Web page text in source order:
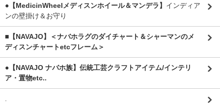
●【MedicinWheelメディスンホイール＆マンデラ】 インディア
ンの壁掛け＆お守り
■【NAVAJO】＜ナバホラグのダイチャート＆シャーマンのメ
ディスンチャートetcフレーム＞
●【NAVAJO ナバホ族】伝統工芸クラフトアイテム/インテリ
ア・置物etc..